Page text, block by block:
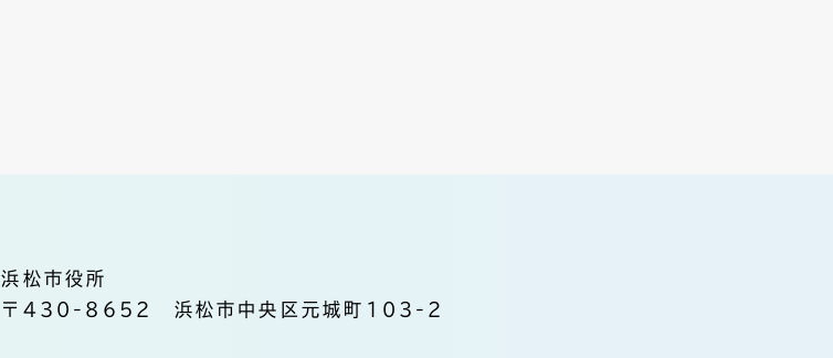
浜松市役所
〒430-8652 浜松市中央区元城町103-2